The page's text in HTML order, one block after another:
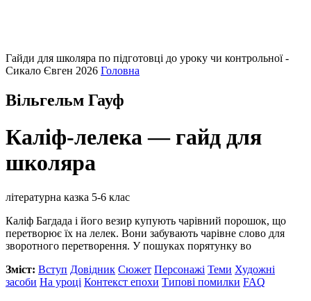
Гайди для школяра по підготовці до уроку чи контрольної -
Сикало Євген 2026 Головна
Вільгельм Гауф
Каліф-лелека — гайд для
школяра
літературна казка 5-6 клас
Каліф Багдада і його везир купують чарівний порошок, що
перетворює їх на лелек. Вони забувають чарівне слово для
зворотного перетворення. У пошуках порятунку во
Зміст: Вступ Довідник Сюжет Персонажі Теми Художні
засоби На уроці Контекст епохи Типові помилки FAQ